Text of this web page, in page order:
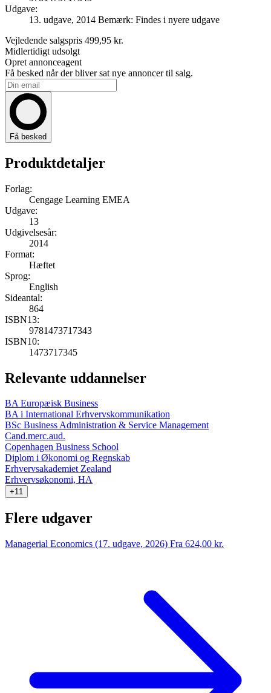
Udgave:
13. udgave, 2014 Bemærk: Findes i nyere udgave
Vejledende salgspris 499,95 kr.
Midlertidigt udsolgt
Opret annonceagent
Få besked når der bliver sat nye annoncer til salg.
Få besked
Produktdetaljer
Forlag:
Cengage Learning EMEA
Udgave:
13
Udgivelsesår:
2014
Format:
Hæftet
Sprog:
English
Sideantal:
864
ISBN13:
9781473717343
ISBN10:
1473717345
Relevante uddannelser
BA Europæisk Business
BA i International Erhvervskommunikation
BSc Business Administration & Service Management
Cand.merc.aud.
Copenhagen Business School
Diplom i Økonomi og Regnskab
Erhvervsakademiet Zealand
Erhvervsøkonomi, HA
+11
Flere udgaver
Managerial Economics (17. udgave, 2026) Fra 624,00 kr.